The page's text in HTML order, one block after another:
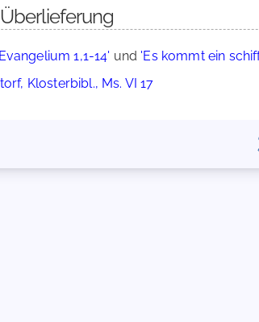
1,1-14' und 'Es kommt ein
Klosterbibl., Ms. VI 17